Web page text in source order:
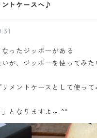
ントケースへ♪
ったジッポーがある
いが、ジッポーを使って
メントケースとして使って
となりますよ～ ^^